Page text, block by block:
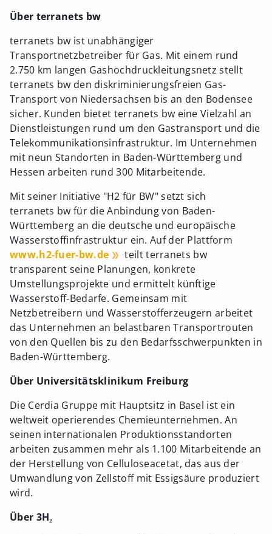
Über terranets bw
terranets bw ist unabhängiger
Transportnetzbetreiber für Gas. Mit einem rund
2.750 km langen Gashochdruckleitungsnetz stellt
terranets bw den diskriminierungsfreien Gas-
Transport von Niedersachsen bis an den Bodensee
sicher. Kunden bietet terranets bw eine Vielzahl an
Dienstleistungen rund um den Gastransport und die
Telekommunikationsinfrastruktur. Im Unternehmen
mit neun Standorten in Baden-Württemberg und
Hessen arbeiten rund 300 Mitarbeitende.
Mit seiner Initiative "H2 für BW" setzt sich
terranets bw für die Anbindung von Baden-
Württemberg an die deutsche und europäische
Wasserstoffinfrastruktur ein. Auf der Plattform
www.h2-fuer-bw.de
teilt terranets bw
transparent seine Planungen, konkrete
Umstellungsprojekte und ermittelt künftige
Wasserstoff-Bedarfe. Gemeinsam mit
Netzbetreibern und Wasserstofferzeugern arbeitet
das Unternehmen an belastbaren Transportrouten
von den Quellen bis zu den Bedarfsschwerpunkten in
Baden-Württemberg.
Über Universitätsklinikum Freiburg
Die Cerdia Gruppe mit Hauptsitz in Basel ist ein
weltweit operierendes Chemieunternehmen. An
seinen internationalen Produktionsstandorten
arbeiten zusammen mehr als 1.100 Mitarbeitende an
der Herstellung von Celluloseacetat, das aus der
Umwandlung von Zellstoff mit Essigsäure produziert
wird.
Über 3H₂